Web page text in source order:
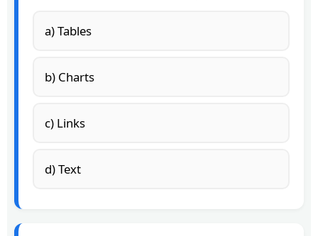
a) Tables
b) Charts
c) Links
d) Text